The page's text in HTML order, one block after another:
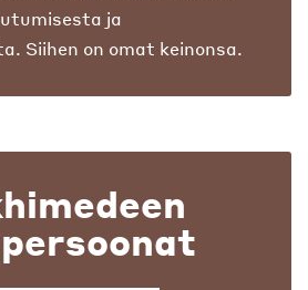
ja
Siihen on omat keinonsa.